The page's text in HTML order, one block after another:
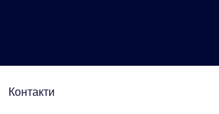
Контакти